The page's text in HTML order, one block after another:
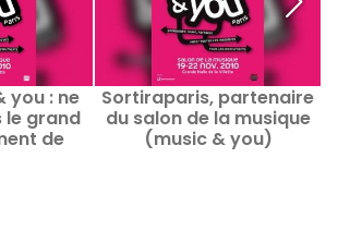
you : ne
le grand
de
Sortiraparis, partenaire
du salon de la musique
(music & you)